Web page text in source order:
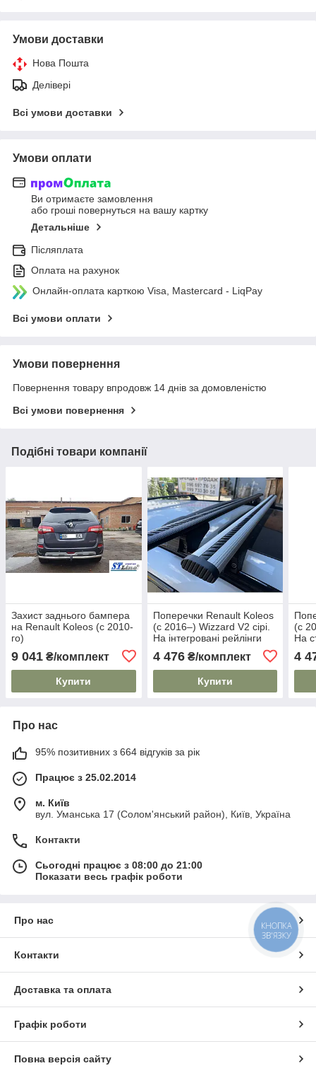
Умови доставки
Нова Пошта
Делівері
Всі умови доставки
Умови оплати
Ви отримаєте замовлення
або гроші повернуться на вашу картку
Детальніше
Післяплата
Оплата на рахунок
Онлайн-оплата карткою Visa, Mastercard - LiqPay
Всі умови оплати
Умови повернення
Повернення товару впродовж 14 днів за домовленістю
Всі умови повернення
Подібні товари компанії
Захист заднього бампера
на Renault Koleos (c 2010-
го)
9 041 ₴/комплект
Купити
Поперечки Renault Koleos
(c 2016–) Wizzard V2 сірі.
На інтегровані рейлінги
4 476₴/комплект
Купити
(c
На
4
Про нас
95% позитивних з 664 відгуків за рік
Працює з 25.02.2014
м. Київ
вул. Уманська 17 (Солом'янський район), Київ, Україна
Контакти
Сьогодні працює з 08:00 до 21:00
Показати весь графік роботи
Про нас
Контакти
Доставка та оплата
Графік роботи
Повна версія сайту
КНОПКА
ЗВ'ЯЗКУ